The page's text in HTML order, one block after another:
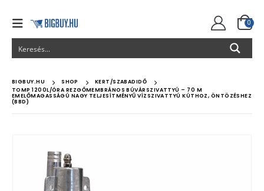
0
BIGBUY.HU SHOP
KERT/SZABADIDŐ
TOMP 1200L/ÓRA REZGŐMEMBRÁNOS BÚVÁRSZIVATTYÚ – 70 M
EMELŐMAGASSÁGÚ NAGY TELJESÍTMÉNYŰ VÍZSZIVATTYÚ KÚTHOZ, ÖNTÖZÉSHEZ
(BBD)